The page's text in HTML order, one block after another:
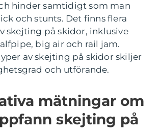
hinder samtidigt som man
och stunts. Det finns flera
skejting på skidor, inklusive
big air och rail jam.
av skejting på skidor skiljer
och utförande.
mätningar om
skejting på